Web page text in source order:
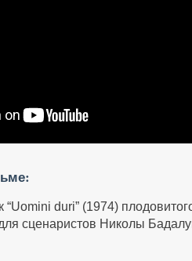
duri” (1974)
сценаристов Николы